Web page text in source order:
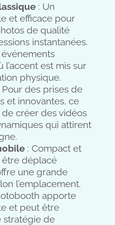
: Un
et efficace pour
de qualité
instantanées.
l’accent est mis sur
physique.
Pour des prises de
et innovantes, ce
créer des vidéos
qui attirent
: Compact et
déplacé
une grande
l’emplacement.
apporte
et peut être
stratégie de